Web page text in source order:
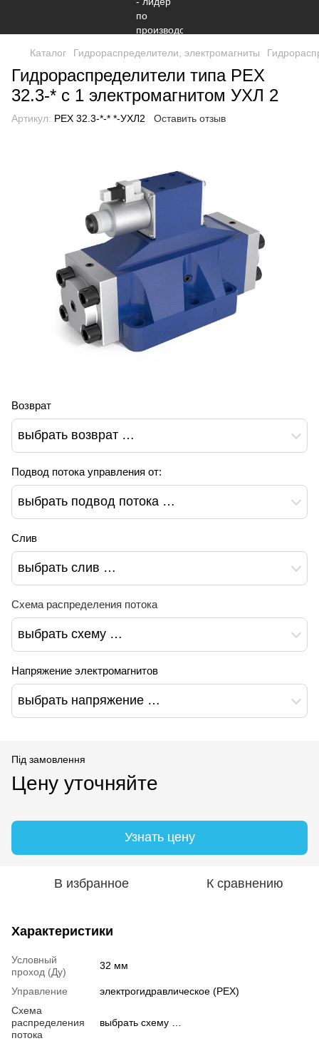
Каталог Гидрораспределители, электромагниты
Гидрораспределители типа РЕХ
32.3-* с 1 электромагнитом УХЛ 2
Артикул: РЕХ 32.3-*-* *-УХЛ2 Оставить отзыв
Возврат
выбрать возврат …
Подвод потока управления от:
выбрать подвод потока …
Слив
выбрать слив …
Схема распределения потока
выбрать схему …
Напряжение электромагнитов
выбрать напряжение …
Під замовлення
Цену уточняйте
Узнать цену
В избранное К сравнению
Характеристики
Условный
проход (Ду)
32 мм
Управление
электрогидравлическое (РЕХ)
Схема
распределения
потока
выбрать схему …